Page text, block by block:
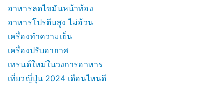
อาหารลดไขมันหน้าท้อง
อาหารโปรตีนสูง ไม่อ้วน
เครื่องทำความเย็น
เครื่องปรับอากาศ
เทรนด์ใหม่ในวงการอาหาร
เที่ยวญี่ปุ่น 2024 เดือนไหนดี